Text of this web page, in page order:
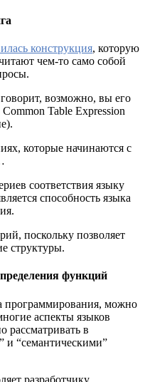
конструкция, которую
чем-то само собой
возможно, вы его
Table Expression
которые начинаются с
соответствия языку
способность языка
поскольку позволяет
структуры.
функций
программирования, можно
аспекты языков
рассматривать в
и “семантическими”
разработчику